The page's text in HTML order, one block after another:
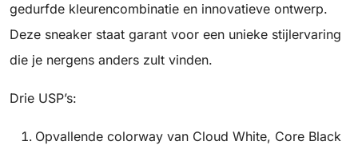
gedurfde kleurencombinatie en innovatieve ontwerp.
Deze sneaker staat garant voor een unieke stijlervaring
die je nergens anders zult vinden.
Drie USP’s:
Opvallende colorway van Cloud White, Core Black